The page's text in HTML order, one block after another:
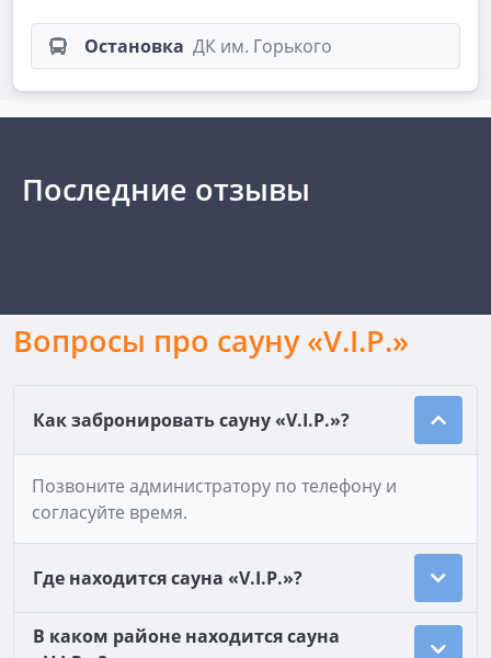
Остановка ДК им. Горького
Последние отзывы
Вопросы про сауну «V.I.P.»
Как забронировать сауну «V.I.P.»?
Позвоните администратору по телефону и
согласуйте время.
Где находится сауна «V.I.P.»?
В каком районе находится сауна